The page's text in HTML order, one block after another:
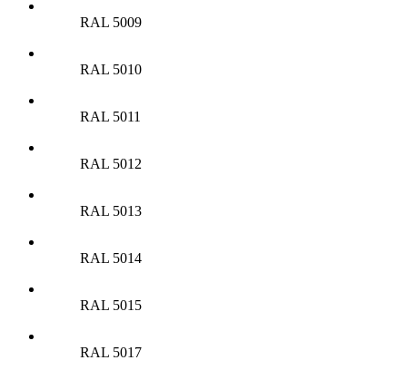
RAL 5009
RAL 5010
RAL 5011
RAL 5012
RAL 5013
RAL 5014
RAL 5015
RAL 5017